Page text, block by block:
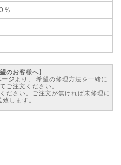
％
のお客様へ】
ージ より、 希望の修理方法を一緒に
ご注文ください。
ださい。ご注文が無ければ未修理に
致します。